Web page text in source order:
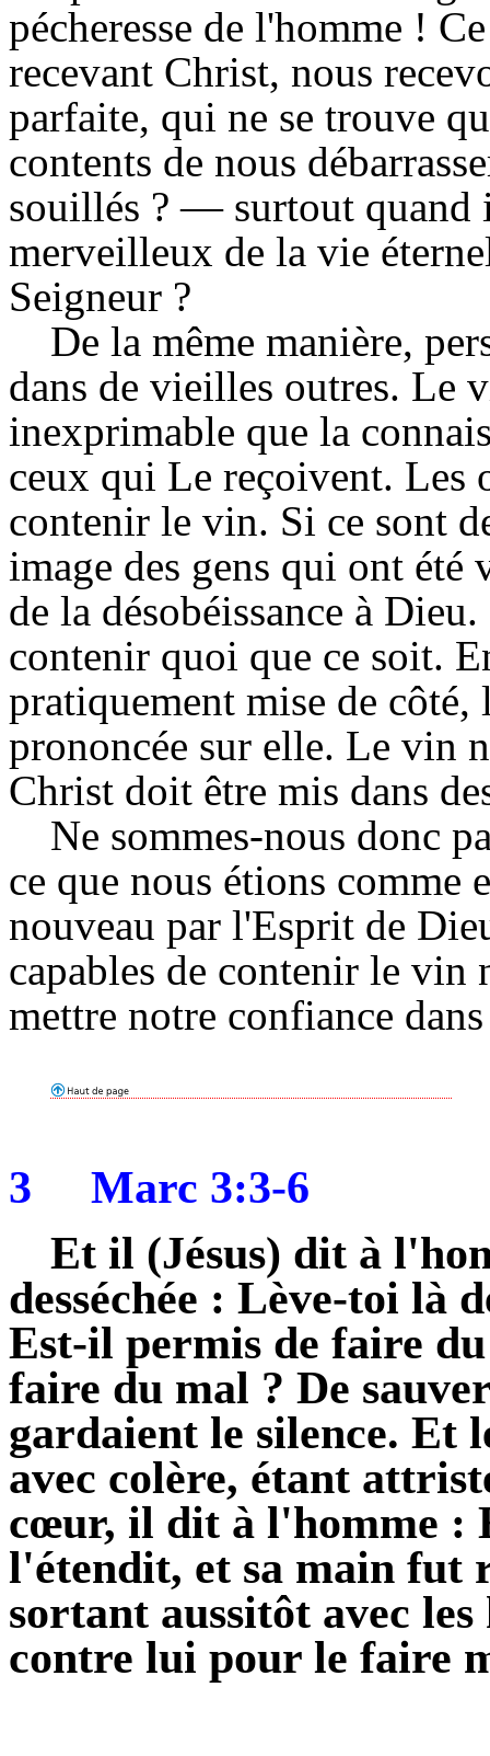
pécheresse de l'homme !
recevant Christ, nous
parfaite, qui ne se trouve
contents de nous
souillés ? — surtout quand
merveilleux de la vie
Seigneur ?
De la même manière,
dans de vieilles outres. Le
inexprimable que la
ceux qui Le reçoivent. Les
contenir le vin. Si ce sont
image des gens qui ont été
de la désobéissance à
contenir quoi que ce soit.
pratiquement mise de côté,
prononcée sur elle. Le vin
Christ doit être mis dans
Ne sommes-nous donc
ce que nous étions comme
nouveau par l'Esprit de
capables de contenir le
mettre notre confiance
3
Marc 3:3-6
Et il (Jésus) dit à
desséchée : Lève-toi là
Est-il permis de faire
faire du mal ? De
gardaient le silence. Et
avec colère, étant
cœur, il dit à l'homme :
l'étendit, et sa main fut
sortant aussitôt avec
contre lui pour le faire